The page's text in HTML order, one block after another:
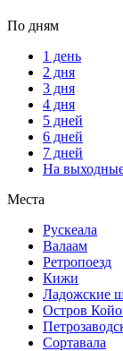
По дням
1 день
2 дня
3 дня
4 дня
5 дней
6 дней
7 дней
На
Места
Рускеала
Валаам
Ретропоезд
Кижи
Ладожские
Остров
Сортавала